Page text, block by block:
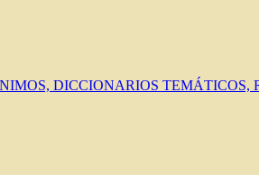
DICCIONARIOS TEMÁTICOS,